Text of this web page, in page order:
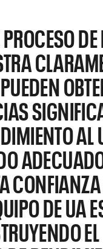
AL
CONFIANZA
DE UA